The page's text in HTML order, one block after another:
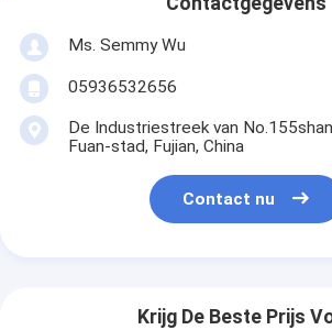
Ms. Semmy Wu
05936532656
De Industriestreek van
Fuan-stad, Fujian, China
Contact nu
Krijg De Beste Prijs